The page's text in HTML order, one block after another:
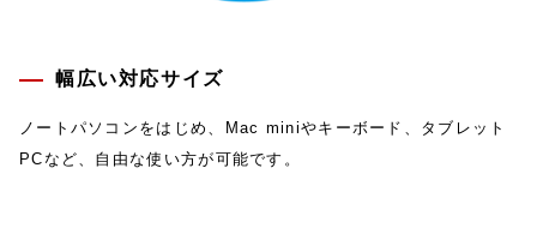
幅広い対応サイズ
ノートパソコンをはじめ、Mac miniやキーボード、タブレット
PCなど、自由な使い方が可能です。